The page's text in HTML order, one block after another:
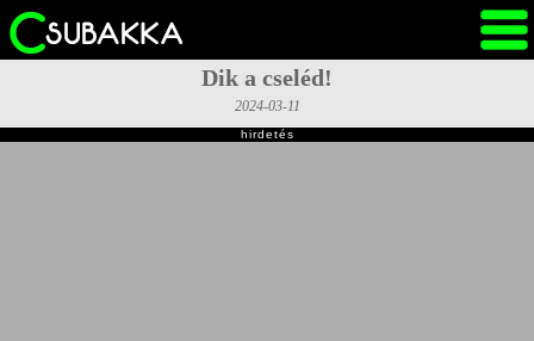
Dik a cseléd!
2024-03-11
hirdetés